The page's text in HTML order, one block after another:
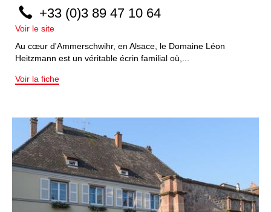
+33 (0)3 89 47 10 64
Voir le site
Au cœur d'Ammerschwihr, en Alsace, le Domaine Léon
Heitzmann est un véritable écrin familial où,...
Voir la fiche